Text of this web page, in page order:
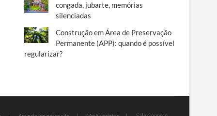
congada, jubarte, memórias
silenciadas
Construção em Área de Preservação
Permanente (APP): quando é possível
regularizar?